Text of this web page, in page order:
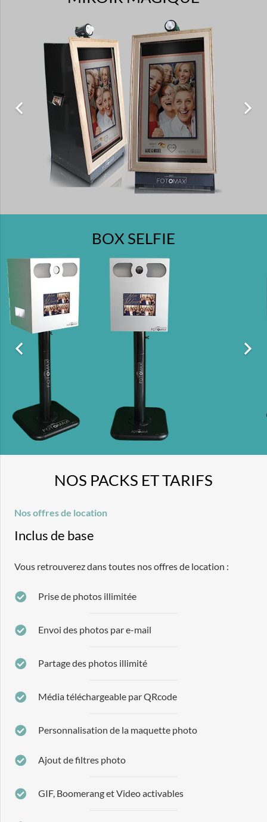
BOX SELFIE
NOS PACKS ET TARIFS
Nos offres de location
Inclus de base
Vous retrouverez dans toutes nos offres de location :
Prise de photos illimitée
Envoi des photos par e-mail
Partage des photos illimité
Média téléchargeable par QRcode
Personnalisation de la maquette photo
Ajout de filtres photo
GIF, Boomerang et Video activables